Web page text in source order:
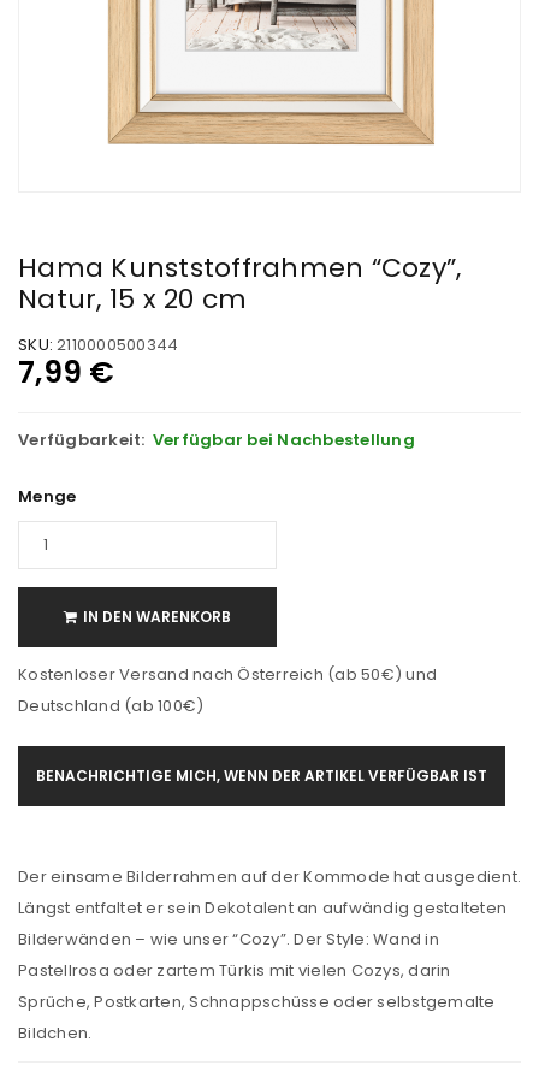
Hama Kunststoffrahmen “Cozy”,
Natur, 15 x 20 cm
SKU: 2110000500344
7,99 €
Verfügbarkeit: Verfügbar bei Nachbestellung
Menge
IN DEN WARENKORB
Kostenloser Versand nach Österreich (ab 50€) und
Deutschland (ab 100€)
BENACHRICHTIGE MICH, WENN DER ARTIKEL VERFÜGBAR IST
Der einsame Bilderrahmen auf der Kommode hat ausgedient.
Längst entfaltet er sein Dekotalent an aufwändig gestalteten
Bilderwänden – wie unser “Cozy”. Der Style: Wand in
Pastellrosa oder zartem Türkis mit vielen Cozys, darin
Sprüche, Postkarten, Schnappschüsse oder selbstgemalte
Bildchen.